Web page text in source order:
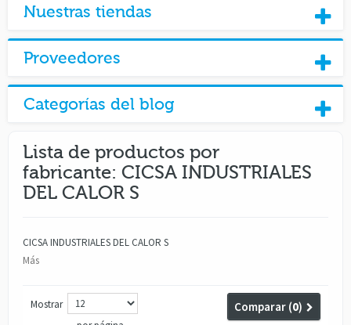
Nuestras tiendas
Proveedores
Categorías del blog
Lista de productos por
fabricante: CICSA INDUSTRIALES
DEL CALOR S
CICSA INDUSTRIALES DEL CALOR S
Más
Mostrar
Comparar (0)